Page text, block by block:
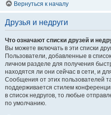
Вернуться к началу
Друзья и недруги
Что означают списки друзей и
Вы можете включать в эти списки
Пользователи, добавленные в
личном разделе для получения
находятся ли они сейчас в сети, и
Сообщения от этих пользователей
поддерживается стилем
в список недругов, то любые
по умолчанию.